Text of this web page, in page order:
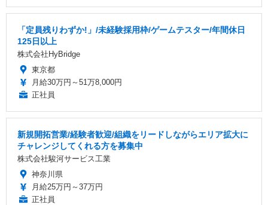
「定員残りわずか!」/未経験採用枠/ゲームテスター/年間休日
125日以上
株式会社HyBridge
東京都
月給30万円～51万8,000円
正社員
新規開拓営業/経験者歓迎/組織をリードしながらエリア拡大に
チャレンジしてくれる方を募集中
株式会社駿河サービス工業
神奈川県
月給25万円～37万円
正社員